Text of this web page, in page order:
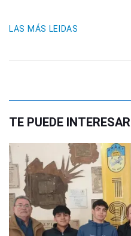
LAS MÁS LEIDAS
TE PUEDE INTERESAR